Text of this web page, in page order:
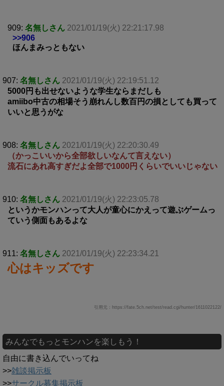
909: 名無しさん 2021/01/19(火) 22:21:17.98
>>906
ほんまみっともない
907: 名無しさん 2021/01/19(火) 22:19:51.12
5000円も出せないような学生ならまだしも
amiibo中古の相場そう崩れんし数百円の損としても買って
いいと思うがな
908: 名無しさん 2021/01/19(火) 22:20:30.49
（かっこいいから全部欲しいなんて言えない）
流石にあれ高すぎだよ全部で1000円くらいでいいじゃない
910: 名無しさん 2021/01/19(火) 22:23:05.78
というかモンハンって大人が童心にかえって遊ぶゲームっ
ていう側面もあるよな
911: 名無しさん 2021/01/19(火) 22:23:34.21
心はキッズです
引用元：https://fate.5ch.net/test/read.cgi/hunter/1611022122/
みんなでもっとモンハンを楽しもう！
自由に書き込んでいってね
>>雑談掲示板
>>サークル募集掲示板